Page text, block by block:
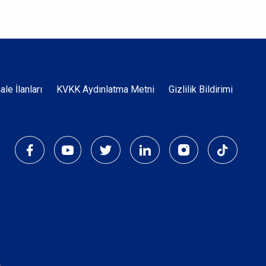
İlanları KVKK Aydınlatma Metni Gizlilik Bildirimi